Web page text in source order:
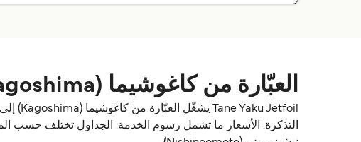
العبّارة من كاغوشيما (Kagoshima) إلى نيشينوموتي (Nishinoomote)